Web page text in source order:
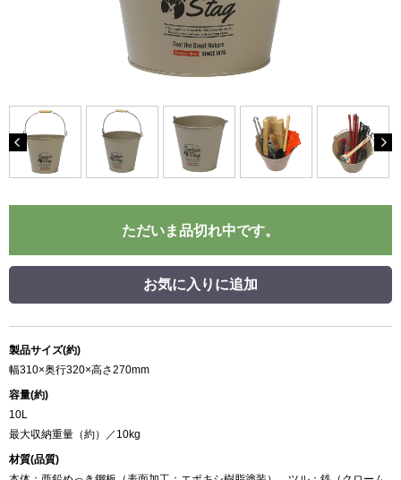
ただいま品切れ中です。
お気に入りに追加
製品サイズ(約)
幅310×奥行320×高さ270mm
容量(約)
10L
最大収納重量（約）／10kg
材質(品質)